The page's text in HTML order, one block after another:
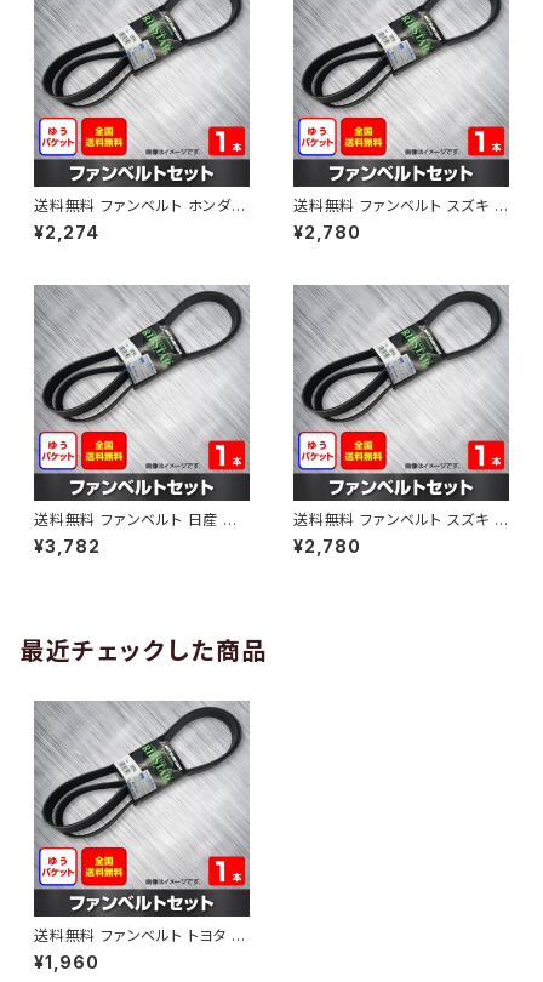
送料無料 ファンベルト ホンダ フ
ィット 型式GE6 H19.10～H25.
09 （国内トップメーカー） 1本 H
¥2,274
送料無料 ファンベルト スズキ ス
ペーシア 型式MK32S H25.03
～H30.02 （国内トップメーカ
¥2,780
送料無料 ファンベルト 日産 キ
ューブ 型式Z12 H20.11～H24.
10 （国内トップメーカー） 1本 H
¥3,782
送料無料 ファンベルト スズキ ワ
ゴンR 型式MH34S H24.09～
H29.02 （国内トップメーカー）
¥2,780
最近チェックした商品
送料無料 ファンベルト トヨタ プ
ロボックス 型式NCP165V H2
6.09～ （国内トップメーカー） 1
¥1,960